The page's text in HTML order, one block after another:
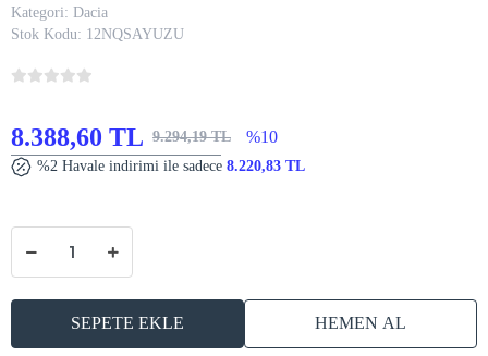
Kategori: Dacia
Stok Kodu: 12NQSAYUZU
8.388,60 TL 9.294,19 TL %10
%2 Havale indirimi ile sadece 8.220,83 TL
SEPETE EKLE HEMEN AL